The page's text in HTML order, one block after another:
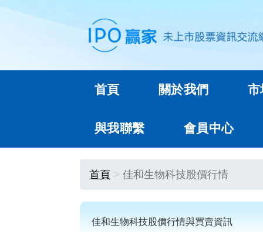
首頁 關於我們 市
與我聯繫 會員中心
首頁 佳和生物科技股價行情
佳和生物科技股價行情與買賣資訊